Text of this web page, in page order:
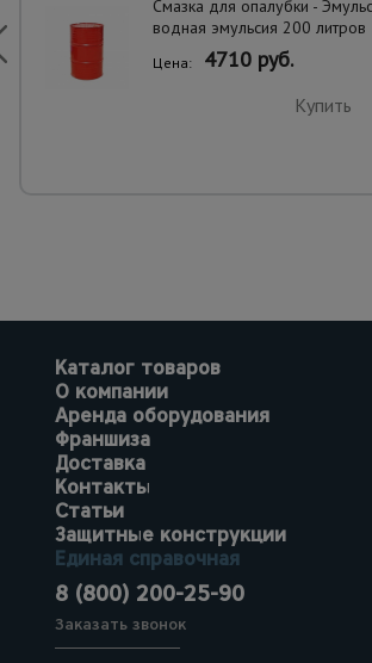
Смазка для опалубки -
водная эмульсия 200 литров
Цена: 4710 руб.
Купить
Каталог товаров
О компании
Аренда оборудования
Франшиза
Доставка
Контакты
Статьи
Защитные конструкции
Единая справочная
8 (800) 200-25-90
Заказать звонок